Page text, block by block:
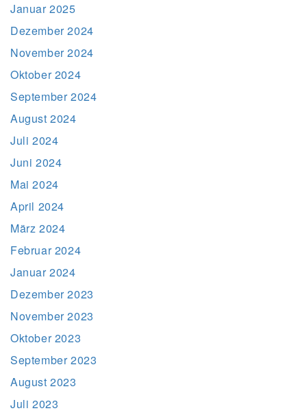
Januar 2025
Dezember 2024
November 2024
Oktober 2024
September 2024
August 2024
Juli 2024
Juni 2024
Mai 2024
April 2024
März 2024
Februar 2024
Januar 2024
Dezember 2023
November 2023
Oktober 2023
September 2023
August 2023
Juli 2023